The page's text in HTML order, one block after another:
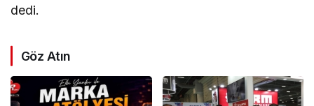
dedi.
Göz Atın